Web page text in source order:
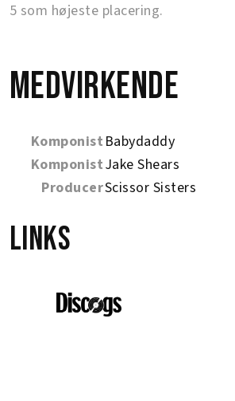
5 som højeste placering.
Medvirkende
Komponist Babydaddy
KomponistJake Shears
ProducerScissor Sisters
Links